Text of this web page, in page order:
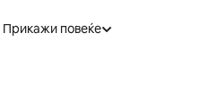
Прикажи повеќе